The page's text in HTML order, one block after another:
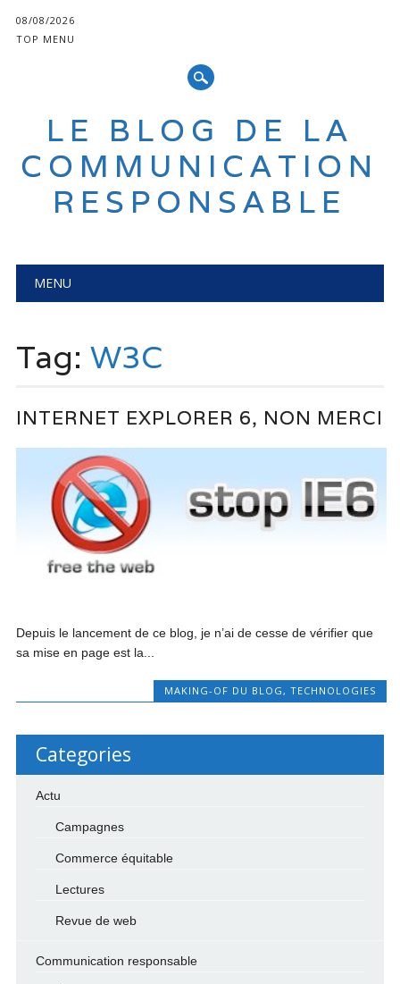
08/08/2026
TOP MENU
LE BLOG DE LA
COMMUNICATION
RESPONSABLE
Main menu
MENU
Tag: W3C
INTERNET EXPLORER 6, NON MERCI
Depuis le lancement de ce blog, je n’ai de cesse de vérifier que
sa mise en page est la...
MAKING-OF DU BLOG, TECHNOLOGIES
Categories
Actu
Campagnes
Commerce équitable
Lectures
Revue de web
Communication responsable